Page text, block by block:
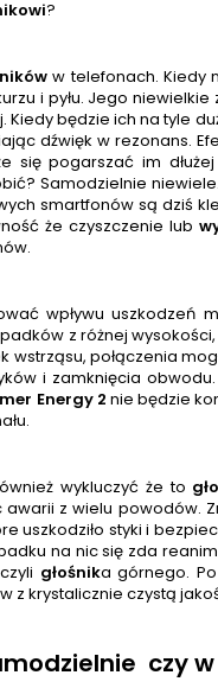
owi?
óww telefonach. Kiedy
i pyłu. Jego
będzie ich na tyle
dźwięk w rezonans.
się pogarszać im
Samodzielnie
smartfonów są dziś
że czyszczenie lub
wpływu uszkodzeń
z różnej
wstrząsu, połączenia
i zamknięcia
Energy 2 nie będzie
wykluczyć że to
z wielu powodów.
uszkodziło styki i
na nic się zda
głośnika górnego.
krystalicznie czystą
czy